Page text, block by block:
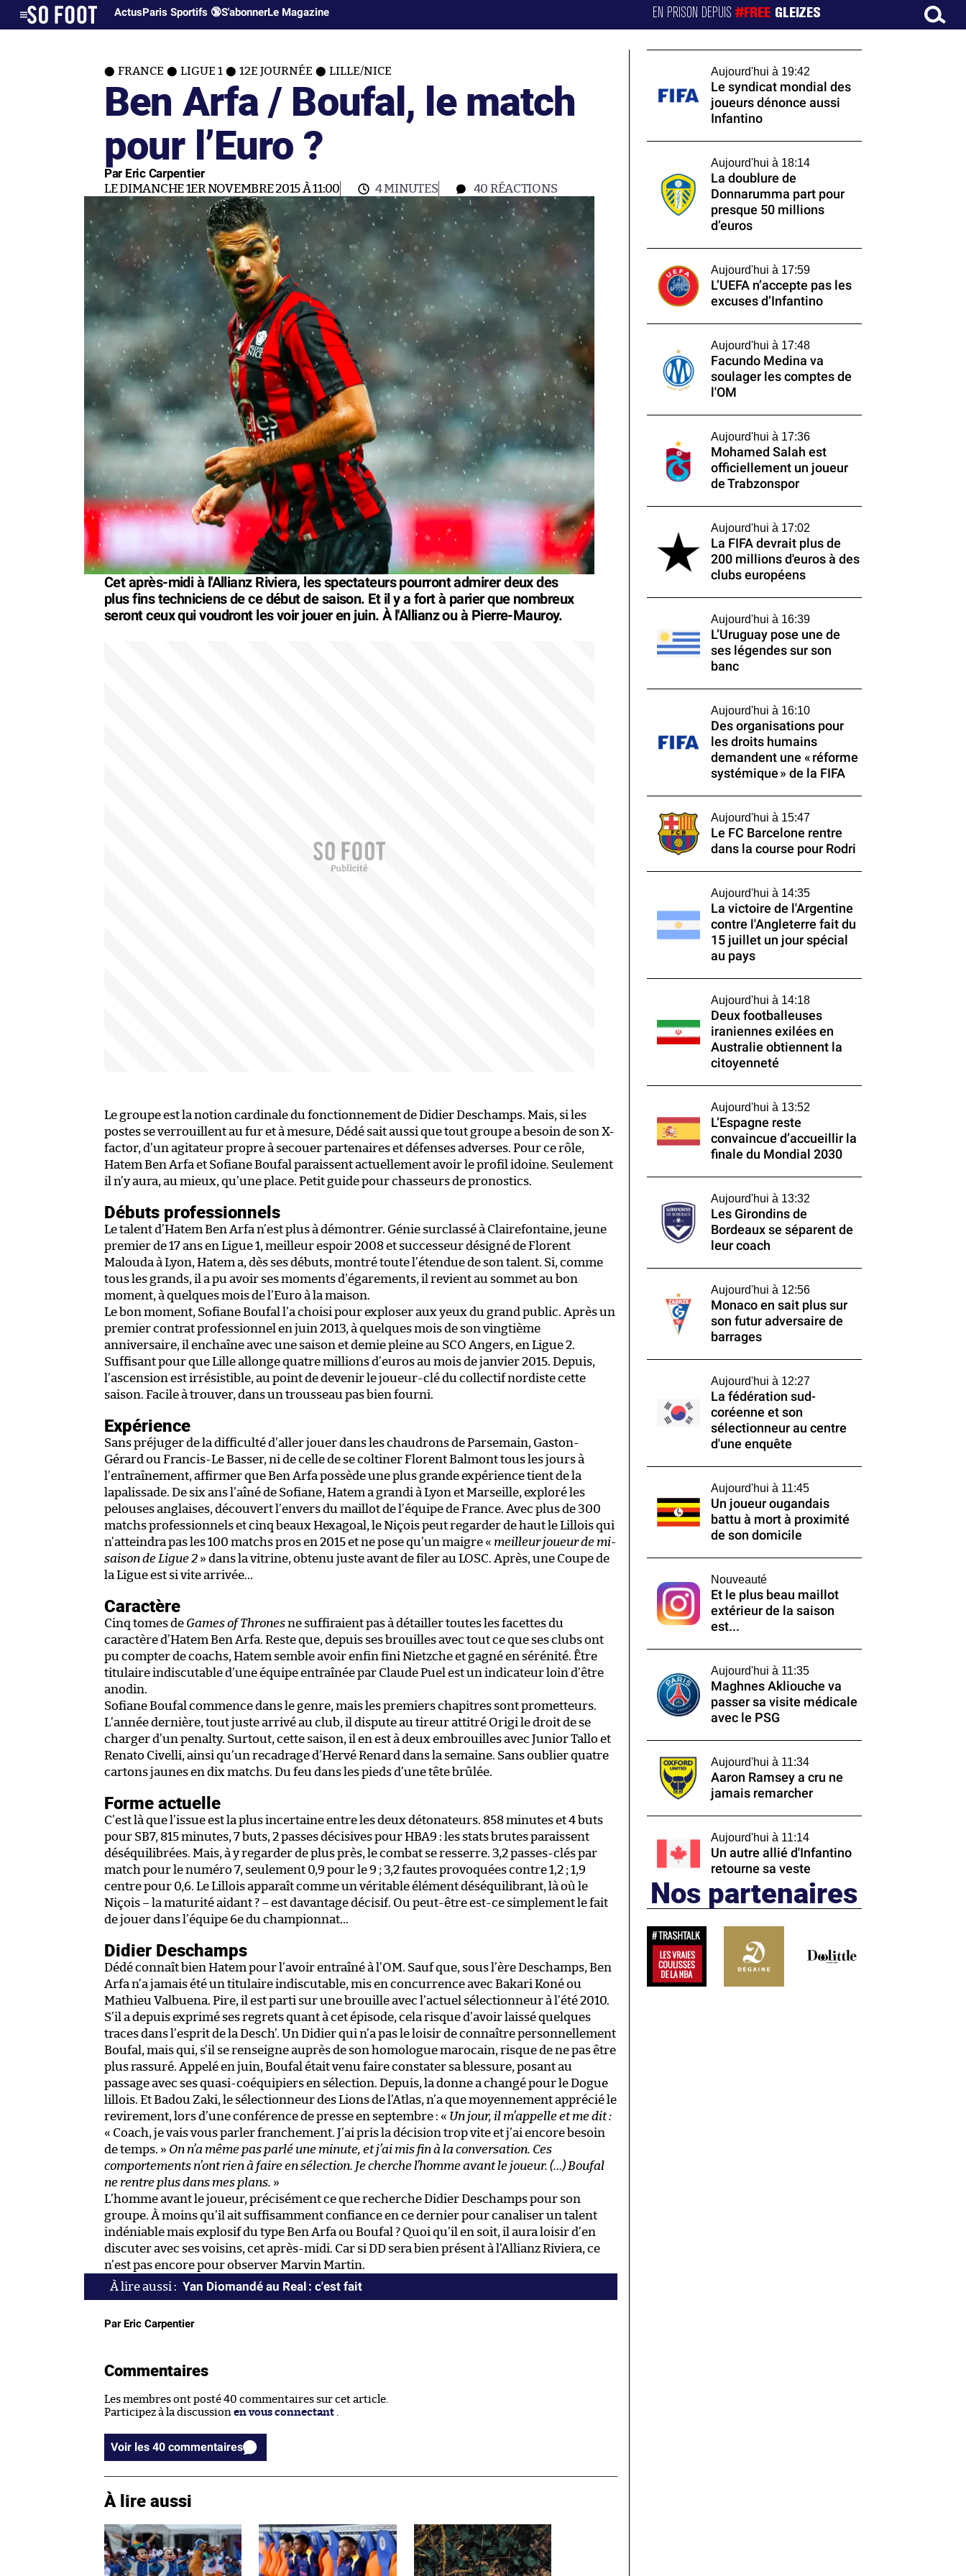
ActusParis Sportifs 🔞S'abonnerLe Magazine EN PRISON DEPUIS#FREE GLEIZES
FRANCE LIGUE 1 12E JOURNÉE LILLE/NICE
Ben Arfa / Boufal, le match
pour l’Euro ?
Par Eric Carpentier
LE DIMANCHE 1ER NOVEMBRE 2015 À 11:00 4 MINUTES 40 RÉACTIONS
Cet après-midi à l'Allianz Riviera, les spectateurs pourront admirer deux des
plus fins techniciens de ce début de saison. Et il y a fort à parier que nombreux
seront ceux qui voudront les voir jouer en juin. À l'Allianz ou à Pierre-Mauroy.
Le groupe est la notion cardinale du fonctionnement de Didier Deschamps. Mais, si les
postes se verrouillent au fur et à mesure, Dédé sait aussi que tout groupe a besoin de son X-
factor, d’un agitateur propre à secouer partenaires et défenses adverses. Pour ce rôle,
Hatem Ben Arfa et Sofiane Boufal paraissent actuellement avoir le profil idoine. Seulement
il n’y aura, au mieux, qu’une place. Petit guide pour chasseurs de pronostics.
Débuts professionnels
Le talent d’Hatem Ben Arfa n’est plus à démontrer. Génie surclassé à Clairefontaine, jeune
premier de 17 ans en Ligue 1, meilleur espoir 2008 et successeur désigné de Florent
Malouda à Lyon, Hatem a, dès ses débuts, montré toute l’étendue de son talent. Si, comme
tous les grands, il a pu avoir ses moments d’égarements, il revient au sommet au bon
moment, à quelques mois de l’Euro à la maison.
Le bon moment, Sofiane Boufal l’a choisi pour exploser aux yeux du grand public. Après un
premier contrat professionnel en juin 2013, à quelques mois de son vingtième
anniversaire, il enchaîne avec une saison et demie pleine au SCO Angers, en Ligue 2.
Suffisant pour que Lille allonge quatre millions d’euros au mois de janvier 2015. Depuis,
l’ascension est irrésistible, au point de devenir le joueur-clé du collectif nordiste cette
saison. Facile à trouver, dans un trousseau pas bien fourni.
Expérience
Sans préjuger de la difficulté d’aller jouer dans les chaudrons de Parsemain, Gaston-
Gérard ou Francis-Le Basser, ni de celle de se coltiner Florent Balmont tous les jours à
l’entraînement, affirmer que Ben Arfa possède une plus grande expérience tient de la
lapalissade. De six ans l’aîné de Sofiane, Hatem a grandi à Lyon et Marseille, exploré les
pelouses anglaises, découvert l’envers du maillot de l’équipe de France. Avec plus de 300
matchs professionnels et cinq beaux Hexagoal, le Niçois peut regarder de haut le Lillois qui
n’atteindra pas les 100 matchs pros en 2015 et ne pose qu’un maigre « meilleur joueur de mi-
saison de Ligue 2 » dans la vitrine, obtenu juste avant de filer au LOSC. Après, une Coupe de
la Ligue est si vite arrivée…
Caractère
Cinq tomes de Games of Thronesne suffiraient pas à détailler toutes les facettes du
caractère d’Hatem Ben Arfa. Reste que, depuis ses brouilles avec tout ce que ses clubs ont
pu compter de coachs, Hatem semble avoir enfin fini Nietzche et gagné en sérénité. Être
titulaire indiscutable d’une équipe entraînée par Claude Puel est un indicateur loin d’être
anodin.
Sofiane Boufal commence dans le genre, mais les premiers chapitres sont prometteurs.
L’année dernière, tout juste arrivé au club, il dispute au tireur attitré Origi le droit de se
charger d’un penalty. Surtout, cette saison, il en est à deux embrouilles avec Junior Tallo et
Renato Civelli, ainsi qu’un recadrage d’Hervé Renard dans la semaine. Sans oublier quatre
cartons jaunes en dix matchs. Du feu dans les pieds d’une tête brûlée.
Forme actuelle
C’est là que l’issue est la plus incertaine entre les deux détonateurs. 858 minutes et 4 buts
pour SB7, 815 minutes, 7 buts, 2 passes décisives pour HBA9 : les stats brutes paraissent
déséquilibrées. Mais, à y regarder de plus près, le combat se resserre. 3,2 passes-clés par
match pour le numéro 7, seulement 0,9 pour le 9 ; 3,2 fautes provoquées contre 1,2 ; 1,9
centre pour 0,6. Le Lillois apparaît comme un véritable élément déséquilibrant, là où le
Niçois – la maturité aidant ? – est davantage décisif. Ou peut-être est-ce simplement le fait
de jouer dans l’équipe 6e du championnat…
Didier Deschamps
Dédé connaît bien Hatem pour l’avoir entraîné à l’OM. Sauf que, sous l’ère Deschamps, Ben
Arfa n’a jamais été un titulaire indiscutable, mis en concurrence avec Bakari Koné ou
Mathieu Valbuena. Pire, il est parti sur une brouille avec l’actuel sélectionneur à l’été 2010.
S’il a depuis exprimé ses regrets quant à cet épisode, cela risque d’avoir laissé quelques
traces dans l’esprit de la Desch’. Un Didier qui n’a pas le loisir de connaître personnellement
Boufal, mais qui, s’il se renseigne auprès de son homologue marocain, risque de ne pas être
plus rassuré. Appelé en juin, Boufal était venu faire constater sa blessure, posant au
passage avec ses quasi-coéquipiers en sélection. Depuis, la donne a changé pour le Dogue
lillois. Et Badou Zaki, le sélectionneur des Lions de l’Atlas, n’a que moyennement apprécié le
revirement, lors d’une conférence de presse en septembre : « Un jour, il m’appelle et me dit :
« Coach, je vais vous parler franchement. J’ai pris la décision trop vite et j’ai encore besoin
de temps. » On n’a même pas parlé une minute, et j’ai mis fin à la conversation. Ces
comportements n’ont rien à faire en sélection. Je cherche l’homme avant le joueur. (…) Boufal
ne rentre plus dans mes plans. »
L’homme avant le joueur, précisément ce que recherche Didier Deschamps pour son
groupe. À moins qu’il ait suffisamment confiance en ce dernier pour canaliser un talent
indéniable mais explosif du type Ben Arfa ou Boufal ? Quoi qu’il en soit, il aura loisir d’en
discuter avec ses voisins, cet après-midi. Car si DD sera bien présent à l’Allianz Riviera, ce
n’est pas encore pour observer Marvin Martin.
Yan Diomandé au Real : c'est fait
Par Eric Carpentier
Commentaires
Les membres ont posté 40 commentaires sur cet article.
Participez à la discussion en vous connectant
Voir les 40 commentaires
À lire aussi
Aujourd'hui à 19:42
Le syndicat mondial des
joueurs dénonce aussi
Infantino
Aujourd'hui à 18:14
La doublure de
Donnarumma part pour
presque 50 millions
d’euros
Aujourd'hui à 17:59
L’UEFA n’accepte pas les
excuses d’Infantino
Aujourd'hui à 17:48
Facundo Medina va
soulager les comptes de
l'OM
Aujourd'hui à 17:36
Mohamed Salah est
officiellement un joueur
de Trabzonspor
Aujourd'hui à 17:02
La FIFA devrait plus de
200 millions d'euros à des
clubs européens
Aujourd'hui à 16:39
L’Uruguay pose une de
ses légendes sur son
banc
Aujourd'hui à 16:10
Des organisations pour
les droits humains
demandent une « réforme
systémique » de la FIFA
Aujourd'hui à 15:47
Le FC Barcelone rentre
dans la course pour Rodri
Aujourd'hui à 14:35
La victoire de l'Argentine
contre l'Angleterre fait du
15 juillet un jour spécial
au pays
Aujourd'hui à 14:18
Deux footballeuses
iraniennes exilées en
Australie obtiennent la
citoyenneté
Aujourd'hui à 13:52
L’Espagne reste
convaincue d’accueillir la
finale du Mondial 2030
Aujourd'hui à 13:32
Les Girondins de
Bordeaux se séparent de
leur coach
Aujourd'hui à 12:56
Monaco en sait plus sur
son futur adversaire de
barrages
Aujourd'hui à 12:27
La fédération sud-
coréenne et son
sélectionneur au centre
d'une enquête
Aujourd'hui à 11:45
Un joueur ougandais
battu à mort à proximité
de son domicile
Nouveauté
Et le plus beau maillot
extérieur de la saison
est...
Aujourd'hui à 11:35
Maghnes Akliouche va
passer sa visite médicale
avec le PSG
Aujourd'hui à 11:34
Aaron Ramsey a cru ne
jamais remarcher
Aujourd'hui à 11:14
Un autre allié d'Infantino
retourne sa veste
Nos partenaires